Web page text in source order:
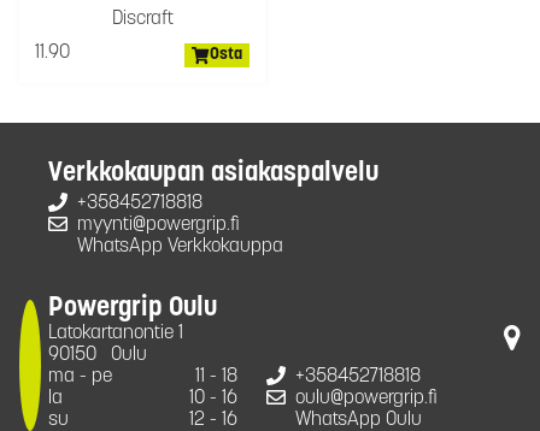
Discraft
11.90
Osta
Verkkokaupan asiakaspalvelu
+358452718818
myynti@powergrip.fi
WhatsApp Verkkokauppa
Powergrip Oulu
Latokartanontie 1
90150
Oulu
ma - pe
11 - 18
la
10 - 16
su
12 - 16
+358452718818
oulu@powergrip.fi
WhatsApp Oulu